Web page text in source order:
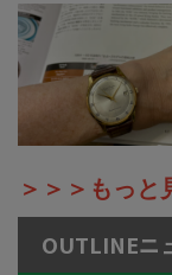
＞＞＞もっと
OUTLINEニ